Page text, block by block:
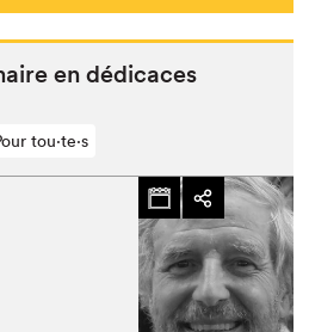
en dédicaces
tou⋅te⋅s